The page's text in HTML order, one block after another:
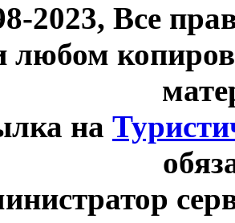
2023, Все
любом
на